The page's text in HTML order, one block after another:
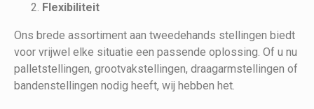
Flexibiliteit
Ons brede assortiment aan tweedehands stellingen biedt
voor vrijwel elke situatie een passende oplossing. Of u nu
palletstellingen, grootvakstellingen, draagarmstellingen of
bandenstellingen nodig heeft, wij hebben het.